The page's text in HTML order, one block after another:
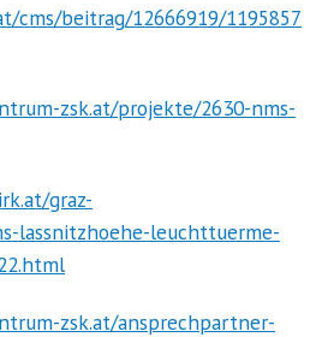
cms/beitrag/12666919/1195857
zsk.at/projekte/2630-nms-
graz-
lassnitzhoehe-leuchttuerme-
zsk.at/ansprechpartner-